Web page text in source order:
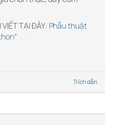
TẠI ĐÂY: Phẫu thuật
“
Trích dẫn